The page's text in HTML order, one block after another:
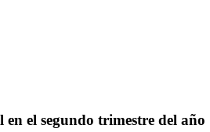
el segundo trimestre del año